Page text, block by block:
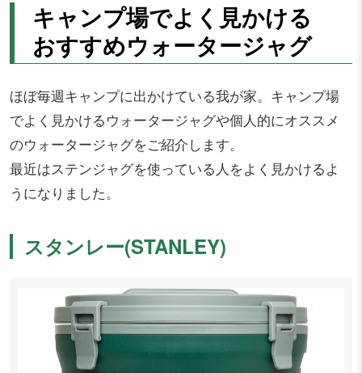
キャンプ場でよく見かける
おすすめウォータージャグ
ほぼ毎週キャンプに出かけている我が家。キャンプ場
でよく見かけるウォータージャグや個人的にオススメ
のウォータージャグをご紹介します。
最近はステンジャグを使っている人をよく見かけるよ
うになりました。
スタンレー(STANLEY)